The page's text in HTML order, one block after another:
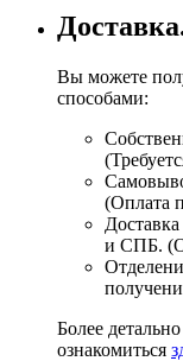
Вы можете
способами:
(Оплата
и СПБ.
Более
ознакомиться